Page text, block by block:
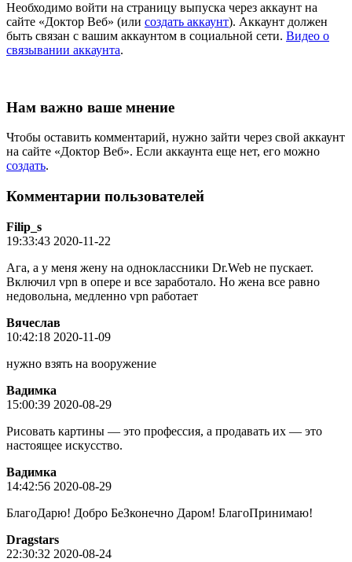
Необходимо войти на страницу выпуска через аккаунт на
сайте «Доктор Веб» (или создать аккаунт). Аккаунт должен
быть связан с вашим аккаунтом в социальной сети. Видео о
связывании аккаунта.
Нам важно ваше мнение
Чтобы оставить комментарий, нужно зайти через свой аккаунт
на сайте «Доктор Веб». Если аккаунта еще нет, его можно
создать.
Комментарии пользователей
Filip_s
19:33:43 2020-11-22
Ага, а у меня жену на одноклассники Dr.Web не пускает.
Включил vpn в опере и все заработало. Но жена все равно
недовольна, медленно vpn работает
Вячеслав
10:42:18 2020-11-09
нужно взять на вооружение
Вадимка
15:00:39 2020-08-29
Рисовать картины — это профессия, а продавать их — это
настоящее искусство.
Вадимка
14:42:56 2020-08-29
БлагоДарю! Добро БеЗконечно Даром! БлагоПринимаю!
Dragstars
22:30:32 2020-08-24